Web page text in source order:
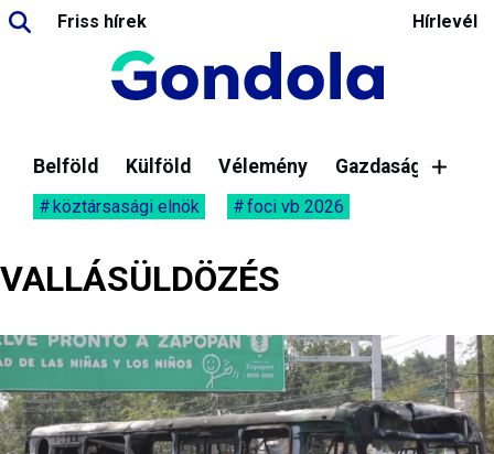
Friss hírek Hírlevél
Belföld Külföld Vélemény Gazdaság
köztársasági elnök foci vb 2026
VALLÁSÜLDÖZÉS